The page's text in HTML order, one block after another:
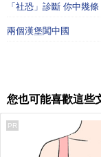
「社恐」診斷 你中幾條
兩個漢堡闖中國
您也可能喜歡這些
PR